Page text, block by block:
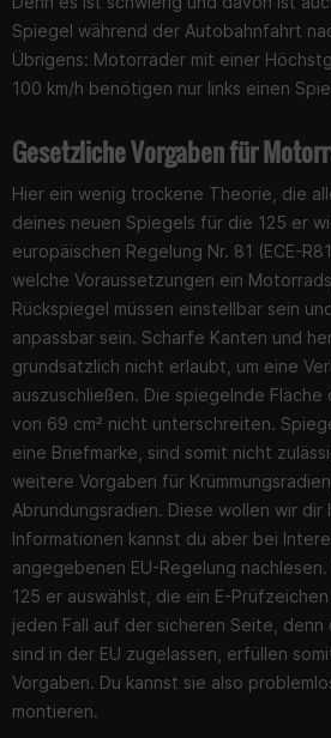
Spiegel während der Autobahnfahrt
Übrigens: Motorräder mit einer
100 km/h benötigen nur links einen
Gesetzliche Vorgaben für
Hier ein wenig trockene Theorie, die
deines neuen Spiegels für die 125 er
europäischen Regelung Nr. 81 (ECE-
welche Voraussetzungen ein
Rückspiegel müssen einstellbar sein
anpassbar sein. Scharfe Kanten und
grundsätzlich nicht erlaubt, um eine
auszuschließen. Die spiegelnde Fläche
von 69 cm² nicht unterschreiten.
eine Briefmarke, sind somit nicht
weitere Vorgaben für
Abrundungsradien. Diese wollen wir dir
Informationen kannst du aber bei
angegebenen EU-Regelung
125 er auswählst, die ein E-
jeden Fall auf der sicheren Seite,
sind in der EU zugelassen, erfüllen
Vorgaben. Du kannst sie also
montieren.